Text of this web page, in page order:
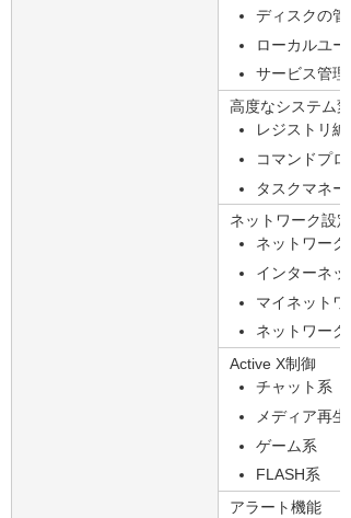
ディスクの管
ローカルユー
サービス管理
高度なシステム変
レジストリ
コマンドプロ
タスクマネー
ネットワーク設
ネットワーク
インターネッ
マイネットワ
ネットワーク
Active X制御
チャット系
メディア再生
ゲーム系
FLASH系
アラート機能